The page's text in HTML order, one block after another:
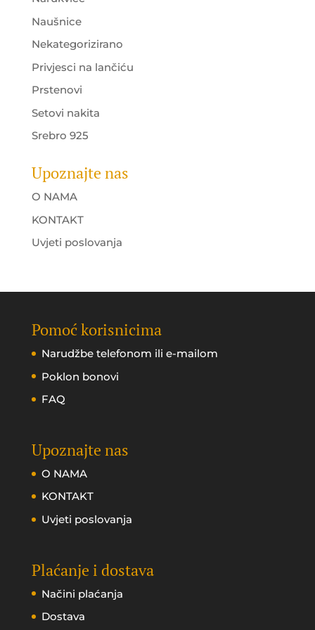
Naušnice
Nekategorizirano
Privjesci na lančiću
Prstenovi
Setovi nakita
Srebro 925
Upoznajte nas
O NAMA
KONTAKT
Uvjeti poslovanja
Pomoć korisnicima
Narudžbe telefonom ili e-mailom
Poklon bonovi
FAQ
Upoznajte nas
O NAMA
KONTAKT
Uvjeti poslovanja
Plaćanje i dostava
Načini plaćanja
Dostava